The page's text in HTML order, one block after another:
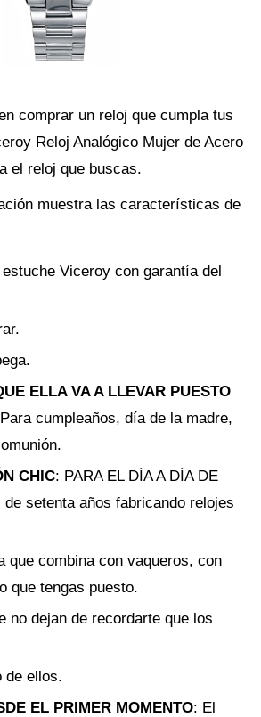
comprar un reloj que cumpla tus
Reloj Analógico Mujer de Acero
el reloj que buscas.
muestra las características de
Viceroy con garantía del
ELLA VA A LLEVAR PUESTO
cumpleaños, día de la madre,
CHIC: PARA EL DÍA A DÍA DE
setenta años fabricando relojes
que combina con vaqueros, con
que tengas puesto.
no dejan de recordarte que los
de ellos.
EL PRIMER MOMENTO: El